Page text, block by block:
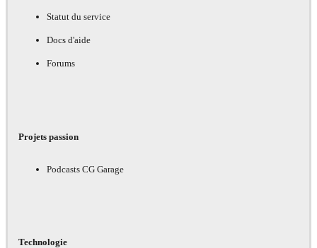
Statut du service
Docs d'aide
Forums
Projets passion
Podcasts CG Garage
Technologie